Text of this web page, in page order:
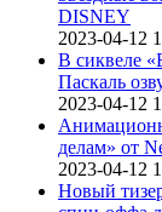
DISNEY
2023-04-12
В сиквеле
Паскаль
2023-04-12
делам» от
2023-04-12
Новый